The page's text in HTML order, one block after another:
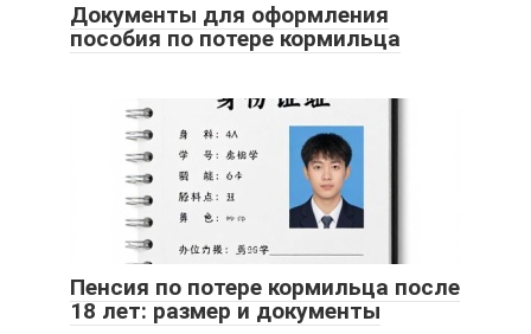
Документы для оформления
пособия по потере кормильца
Пенсия по потере кормильца после
18 лет: размер и документы